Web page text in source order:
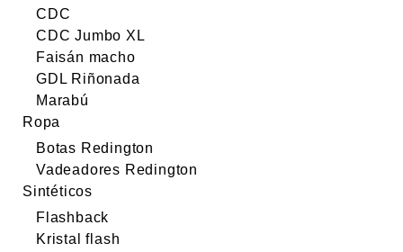
CDC
CDC Jumbo XL
Faisán macho
GDL Riñonada
Marabú
Ropa
Botas Redington
Vadeadores Redington
Sintéticos
Flashback
Kristal flash